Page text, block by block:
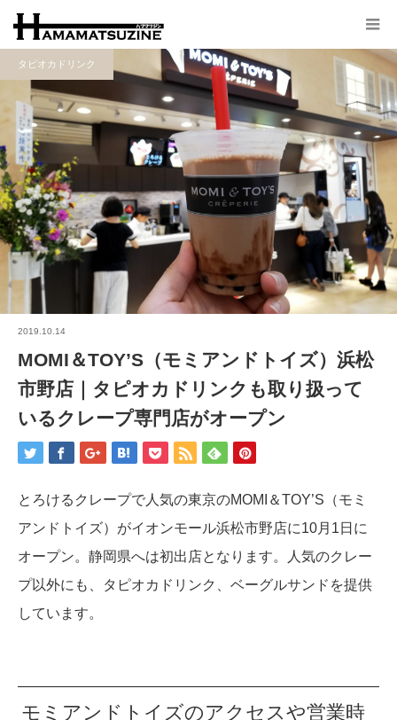
タピオカドリンク
2019.10.14
MOMI＆TOY’S（モミアンドトイズ）浜松
市野店｜タピオカドリンクも取り扱って
いるクレープ専門店がオープン
とろけるクレープで人気の東京のMOMI＆TOY’S（モミ
アンドトイズ）がイオンモール浜松市野店に10月1日に
オープン。静岡県へは初出店となります。人気のクレー
プ以外にも、タピオカドリンク、ベーグルサンドを提供
しています。
モミアンドトイズのアクセスや営業時